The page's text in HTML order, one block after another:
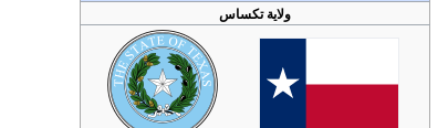
ولاية تكساس